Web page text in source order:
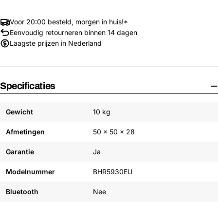
Voor 20:00 besteld, morgen in huis!*
Eenvoudig retourneren binnen 14 dagen
Laagste prijzen in Nederland
Specificaties
Gewicht 10 kg
Afmetingen 50 x 50 x 28
Garantie Ja
Modelnummer BHR5930EU
Bluetooth Nee